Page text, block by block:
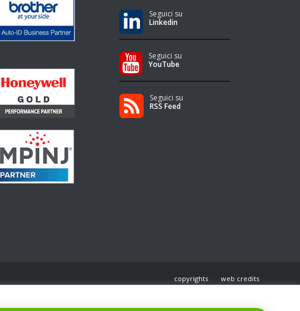
Seguici su
Linkedin
Seguici su
YouTube
Seguici su
RSS Feed
copyrights web credits